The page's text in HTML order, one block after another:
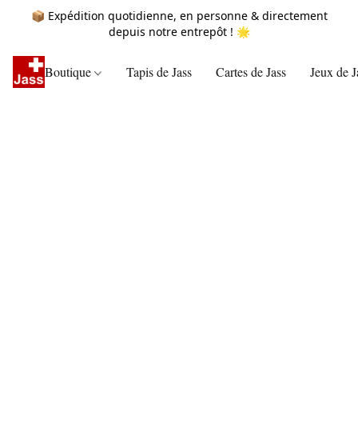
📦 Expédition quotidienne, en personne & directement
depuis notre entrepôt ! 🌟
Boutique Tapis de Jass Cartes de Jass Jeux de